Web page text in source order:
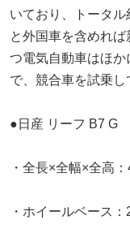
いており、トータ
と外国車を含めれ
つ電気自動車はほ
で、競合車を試乗し
●日産 リーフ B7 G
・全長×全幅×全高
・ホイールベース